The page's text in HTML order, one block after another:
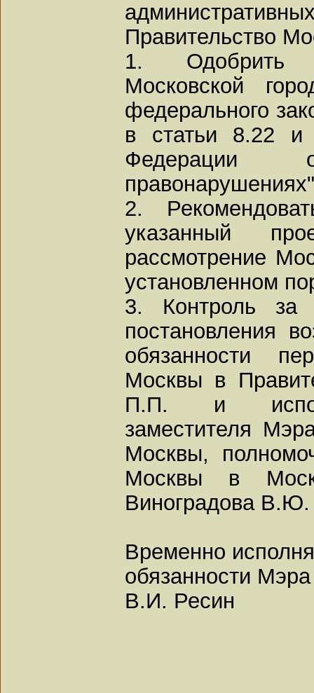
Правительство
1. Одобрить
Московской
федерального
в статьи 8.22 и
Федерации
2.
указанный
рассмотрение
установленном
3. Контроль за
постановления
обязанности
Москвы в
П.П. и
заместителя
Москвы,
Москвы в
Виноградова В.Ю.
Временно
обязанности
В.И. Ресин